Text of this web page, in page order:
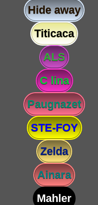
Hide away
Titicaca
ALS
C lina
Paugnazet
STE-FOY
Zelda
Ainara
Mahler